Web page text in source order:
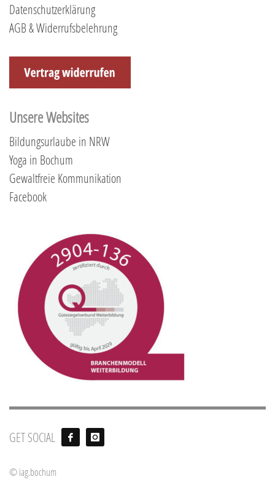
Datenschutzerklärung
AGB & Widerrufsbelehrung
Unsere Websites
Bildungsurlaube in NRW
Yoga in Bochum
Gewaltfreie Kommunikation
Facebook
GET SOCIAL
© iag.bochum